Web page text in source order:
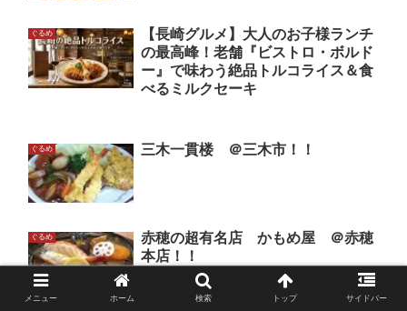
ぐるめ
【長崎グルメ】大人のお子様ランチ
の最高峰！老舗『ビストロ・ボルド
ー』で味わう絶品トルコライス＆食
べるミルクセーキ
ぐるめ 三木一貫楼 ＠三木市！！
ぐるめ
赤穂の超有名店 かもめ屋 ＠赤穂
本店！！
メニュー ホーム 検索 トップ サイドバー